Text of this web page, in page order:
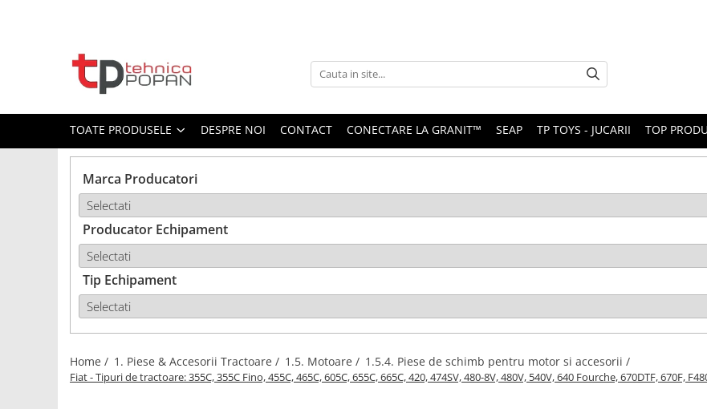
Toate Produsele
1.1. Cabina & Caroserie
1.1.2. Piese caroserie
1.1.3. Embleme & Abtibilduri
1.1.4. Climatizare si accesorii
Puncte si mecanism de ridicare
TOATE PRODUSELE DESPRE NOI CONTACT CONECTARE LA GRANIT™ SEAP TP TOYS - JUCARII TOP
Marca Producatori
Producator Echipament
Tip Echipament
Home / 1. Piese & Accesorii Tractoare / 1.5. Motoare / 1.5.4. Piese de schimb pentru motor si accesorii /
Fiat - Tipuri de tractoare: 355C, 355C Fino, 455C, 465C, 605C, 655C, 665C, 420, 474SV, 480-8V, 480V, 540V, 640 Fourche, 670DTF, 670F,